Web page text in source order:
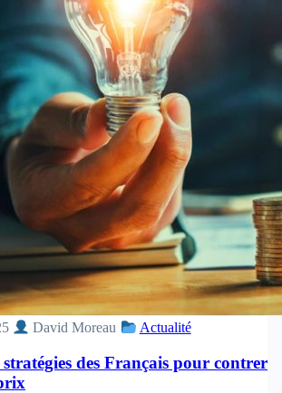
David Moreau Actualité
stratégies des Français pour contrer